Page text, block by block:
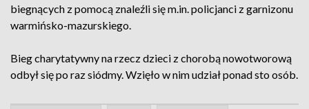
biegnących z pomocą znaleźli się m.in. policjanci z garnizonu
warmińsko-mazurskiego.
Bieg charytatywny na rzecz dzieci z chorobą nowotworową
odbył się po raz siódmy. Wzięło w nim udział ponad sto osób.